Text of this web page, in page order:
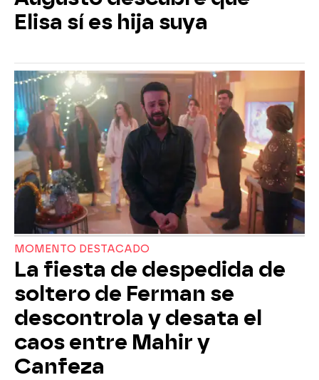
Elisa sí es hija suya
MOMENTO DESTACADO
La fiesta de despedida de
soltero de Ferman se
descontrola y desata el
caos entre Mahir y
Canfeza